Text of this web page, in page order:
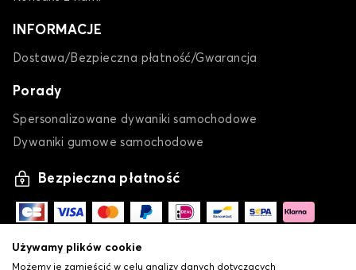
INFORMACJE
Dostawa/Bezpieczna płatność/Gwarancja
Porady
Spersonalizowane dywaniki samochodowe
Dywaniki gumowe samochodowe
Bezpieczna płatność
Używamy plików cookie
Możemy je zamieścić w celu analizy danych dotyczących